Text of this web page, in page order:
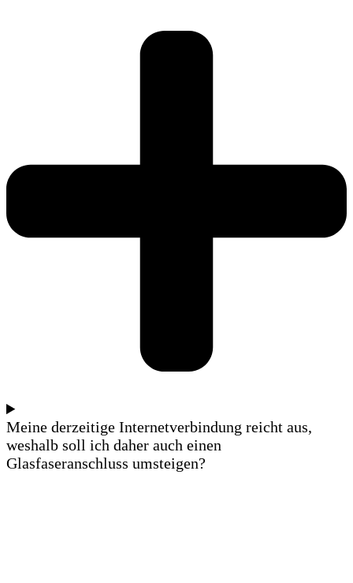
Meine derzeitige Internetverbindung reicht aus,
weshalb soll ich daher auch einen
Glasfaseranschluss umsteigen?